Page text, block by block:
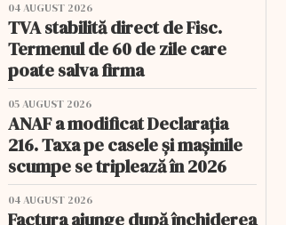
04 AUGUST 2026
TVA stabilită direct de Fisc.
Termenul de 60 de zile care
poate salva firma
05 AUGUST 2026
ANAF a modificat Declarația
216. Taxa pe casele și mașinile
scumpe se triplează în 2026
04 AUGUST 2026
Factura ajunge după închiderea